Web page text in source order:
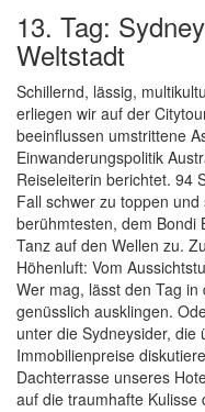
13. Tag:
Weltstadt
Schillernd, lässig,
erliegen wir auf der
beeinflussen umstrittene
Einwanderungspolitik
Reiseleiterin berichtet. 94
Fall schwer zu toppen
berühmtesten, dem Bondi
Tanz auf den Wellen zu.
Höhenluft: Vom
Wer mag, lässt den Tag
genüsslich ausklingen.
unter die Sydneysider, die
Immobilienpreise
Dachterrasse unseres
auf die traumhafte Kulisse